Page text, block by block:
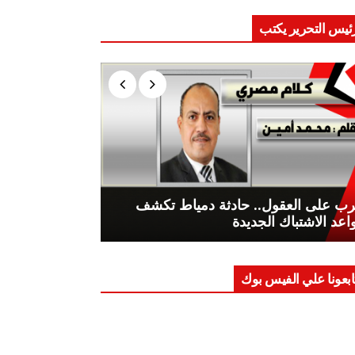
التحرير يكتب
على العقول.. حادثة دمياط تكشف
الاشتباك الجديدة
علي الفيس بوك